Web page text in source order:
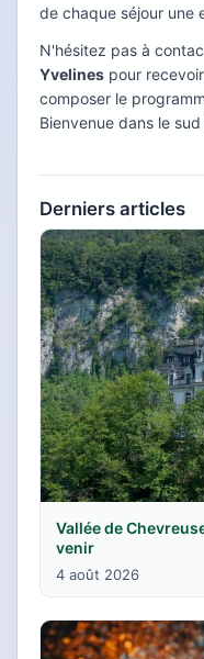
de chaque séjour une
N'hésitez pas à
Yvelines pour
composer le
Bienvenue dans le sud
Derniers articles
Vallée de
venir
4 août 2026